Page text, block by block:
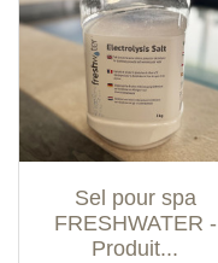
Sel pour spa
FRESHWATER -
Produit...